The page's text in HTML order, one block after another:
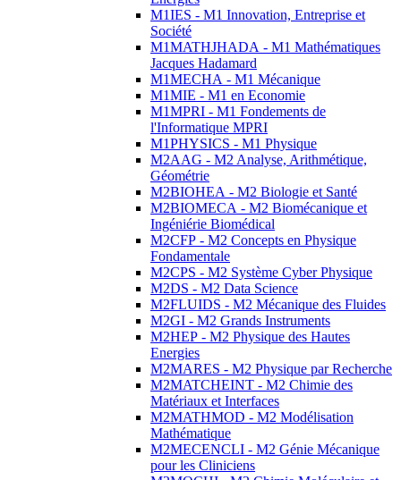
M1IES - M1 Innovation, Entreprise et
Société
M1MATHJHADA - M1 Mathématiques
Jacques Hadamard
M1MECHA - M1 Mécanique
M1MIE - M1 en Economie
M1MPRI - M1 Fondements de
l'Informatique MPRI
M1PHYSICS - M1 Physique
M2AAG - M2 Analyse, Arithmétique,
Géométrie
M2BIOHEA - M2 Biologie et Santé
M2BIOMECA - M2 Biomécanique et
Ingéniérie Biomédical
M2CFP - M2 Concepts en Physique
Fondamentale
M2CPS - M2 Système Cyber Physique
M2DS - M2 Data Science
M2FLUIDS - M2 Mécanique des Fluides
M2GI - M2 Grands Instruments
M2HEP - M2 Physique des Hautes
Energies
M2MARES - M2 Physique par Recherche
M2MATCHEINT - M2 Chimie des
Matériaux et Interfaces
M2MATHMOD - M2 Modélisation
Mathématique
M2MECENCLI - M2 Génie Mécanique
pour les Cliniciens